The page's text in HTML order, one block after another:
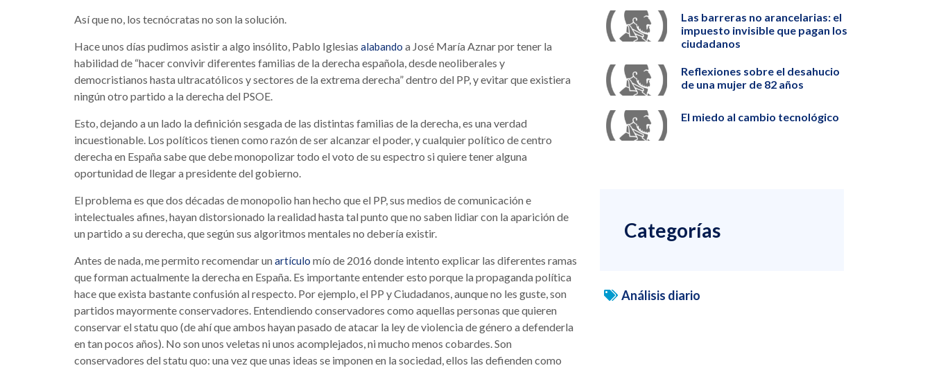
Así que no, los tecnócratas no son la solución.
Hace unos días pudimos asistir a algo insólito, Pablo Iglesias alabando a José María Aznar por tener la
habilidad de “hacer convivir diferentes familias de la derecha española, desde neoliberales y
democristianos hasta ultracatólicos y sectores de la extrema derecha” dentro del PP, y evitar que existiera
ningún otro partido a la derecha del PSOE.
Esto, dejando a un lado la definición sesgada de las distintas familias de la derecha, es una verdad
incuestionable. Los políticos tienen como razón de ser alcanzar el poder, y cualquier político de centro
derecha en España sabe que debe monopolizar todo el voto de su espectro si quiere tener alguna
oportunidad de llegar a presidente del gobierno.
El problema es que dos décadas de monopolio han hecho que el PP, sus medios de comunicación e
intelectuales afines, hayan distorsionado la realidad hasta tal punto que no saben lidiar con la aparición de
un partido a su derecha, que según sus algoritmos mentales no debería existir.
Antes de nada, me permito recomendar unartículo mío de 2016 donde intento explicar las diferentes ramas
que forman actualmente la derecha en España. Es importante entender esto porque la propaganda política
hace que exista bastante confusión al respecto. Por ejemplo, el PP y Ciudadanos, aunque no les guste, son
partidos mayormente conservadores. Entendiendo conservadores como aquellas personas que quieren
conservar el statu quo (de ahí que ambos hayan pasado de atacar la ley de violencia de género a defenderla
en tan pocos años). No son unos veletas ni unos acomplejados, ni mucho menos cobardes. Son
conservadores del statu quo: una vez que unas ideas se imponen en la sociedad, ellos las defienden como
Las barreras no arancelarias: el
impuesto invisible que pagan los
ciudadanos
Reflexiones sobre el desahucio
de una mujer de 82 años
El miedo al cambio tecnológico
Categorías
Análisis diario